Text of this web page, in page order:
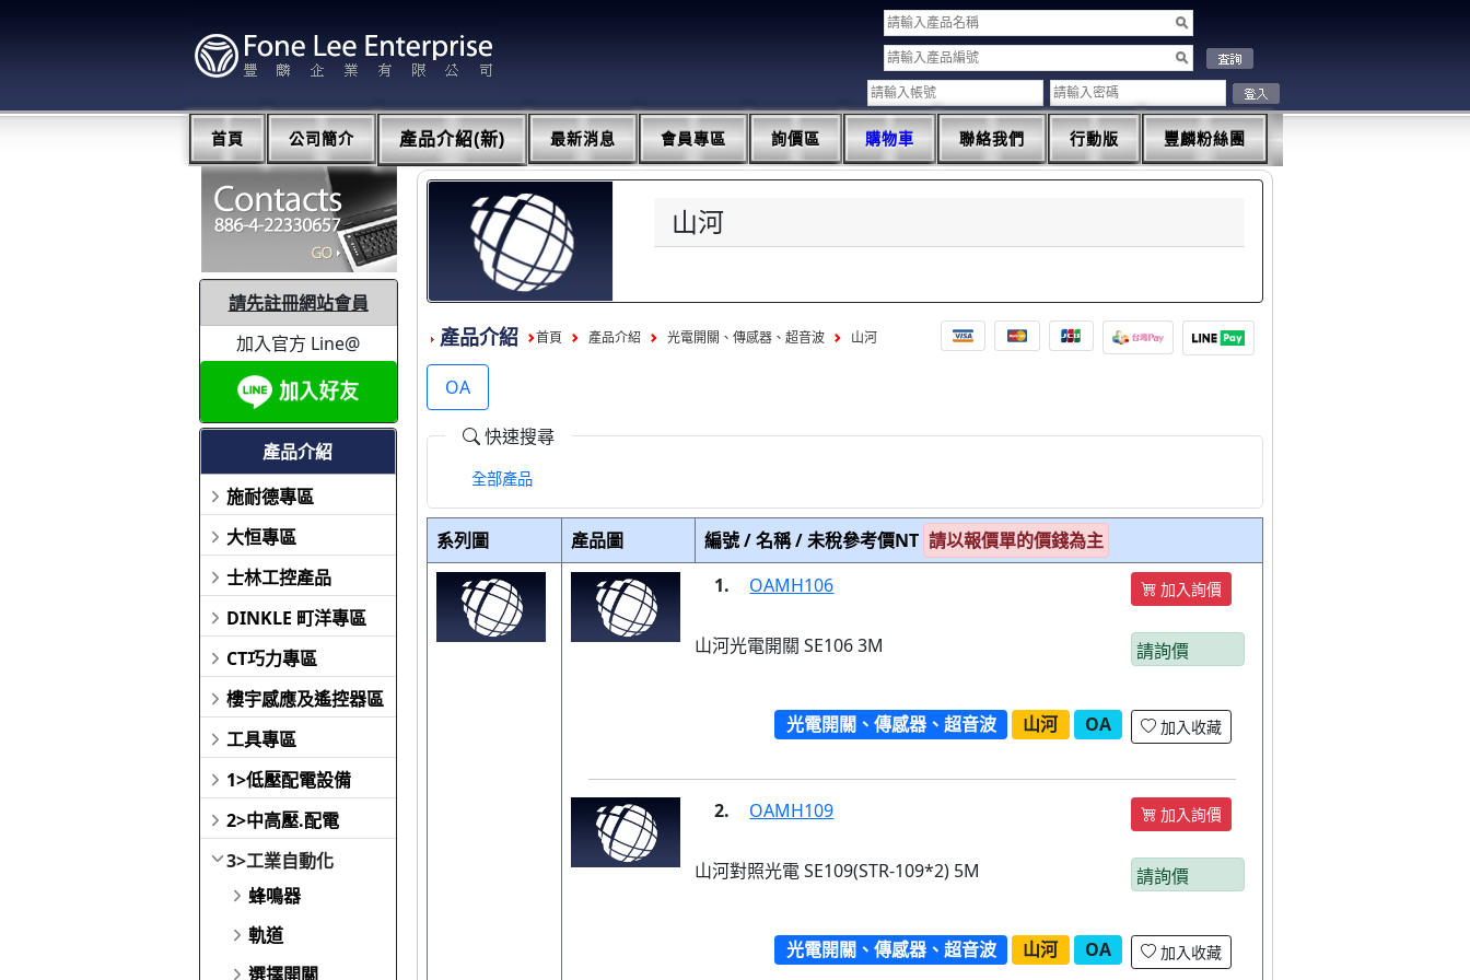
首頁 公司簡介 產品介紹(新) 最新消息 會員專區 詢價區 購物車 聯絡我們 行動版 豐麟粉絲團
請先註冊網站會員
加入官方 Line@
產品介紹
施耐德專區
大恒專區
士林工控產品
DINKLE 町洋專區
CT巧力專區
樓宇感應及遙控器區
工具專區
1>低壓配電設備
2>中高壓.配電
3>工業自動化
蜂鳴器
軌道
選擇開關
山河
產品介紹 首頁 產品介紹 光電開關、傳感器、超音波 山河
OA
快速搜尋
全部產品
系列圖 產品圖 編號 / 名稱 / 未稅參考價NT 請以報價單的價錢為主
1.
OAMH106 加入詢價
山河光電開關 SE106 3M 請詢價
光電開關、傳感器、超音波 山河 OA 加入收藏
2. OAMH109 加入詢價
山河對照光電 SE109(STR-109*2) 5M 請詢價
光電開關、傳感器、超音波 山河 OA 加入收藏